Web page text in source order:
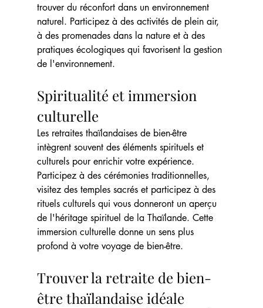
trouver du réconfort dans un environnement
naturel. Participez à des activités de plein air,
à des promenades dans la nature et à des
pratiques écologiques qui favorisent la gestion
de l'environnement.
Spiritualité et immersion
culturelle
Les retraites thaïlandaises de bien-être
intègrent souvent des éléments spirituels et
culturels pour enrichir votre expérience.
Participez à des cérémonies traditionnelles,
visitez des temples sacrés et participez à des
rituels culturels qui vous donneront un aperçu
de l'héritage spirituel de la Thaïlande. Cette
immersion culturelle donne un sens plus
profond à votre voyage de bien-être.
Trouver la retraite de bien-
être thaïlandaise idéale